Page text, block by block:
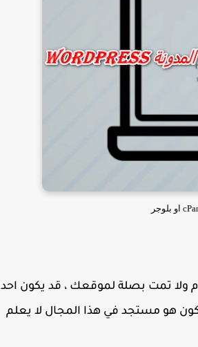
ولا تمت بصلة لموقعك ، قد يكون احد
هو مستجد في هذا المجال لا يعلم